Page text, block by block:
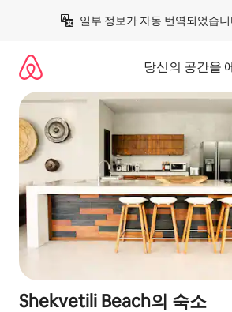
일부 정보가 자동 번역되었습
당신의 공간을
Shekvetili Beach의 숙소